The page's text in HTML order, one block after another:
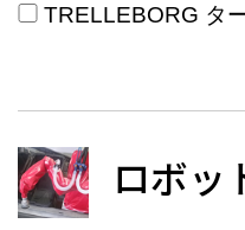
TRELLEBORG タ
ロボッ